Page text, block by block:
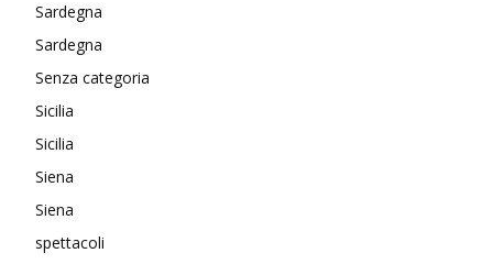
Sardegna
Sardegna
Senza categoria
Sicilia
Sicilia
Siena
Siena
spettacoli